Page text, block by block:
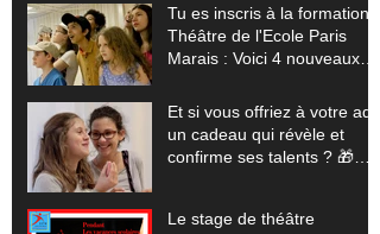
talent (+ tes vidéos offertes)
Tu es inscris à la formation
Théâtre de l'Ecole Paris
Marais : Voici 4 nouveaux
limites (+ tes vidéos
offertes) 🎬
Et si vous offriez à votre ado
un cadeau qui révèle et
confirme ses talents ? 🎁
théâtre, cinéma, comédie
Le stage de théâtre